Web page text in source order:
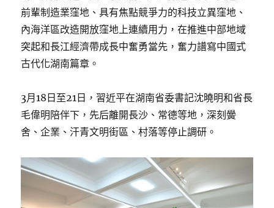
前輩制造業窪地、具有焦點競爭力的科技立異窪地、
內海洋區改造開放窪地上連續用力，在推進中部地域
突起和長江經濟帶成長中奮勇當先，奮力譜寫中國式
古代化湖南篇章。
3月18日至21日，習近平在湖南省委書記沈曉明和省長
毛偉明陪伴下，先后離開長沙、常德等地，深刻黌
舍、企業、汗青文明街區、村落等停止調研。